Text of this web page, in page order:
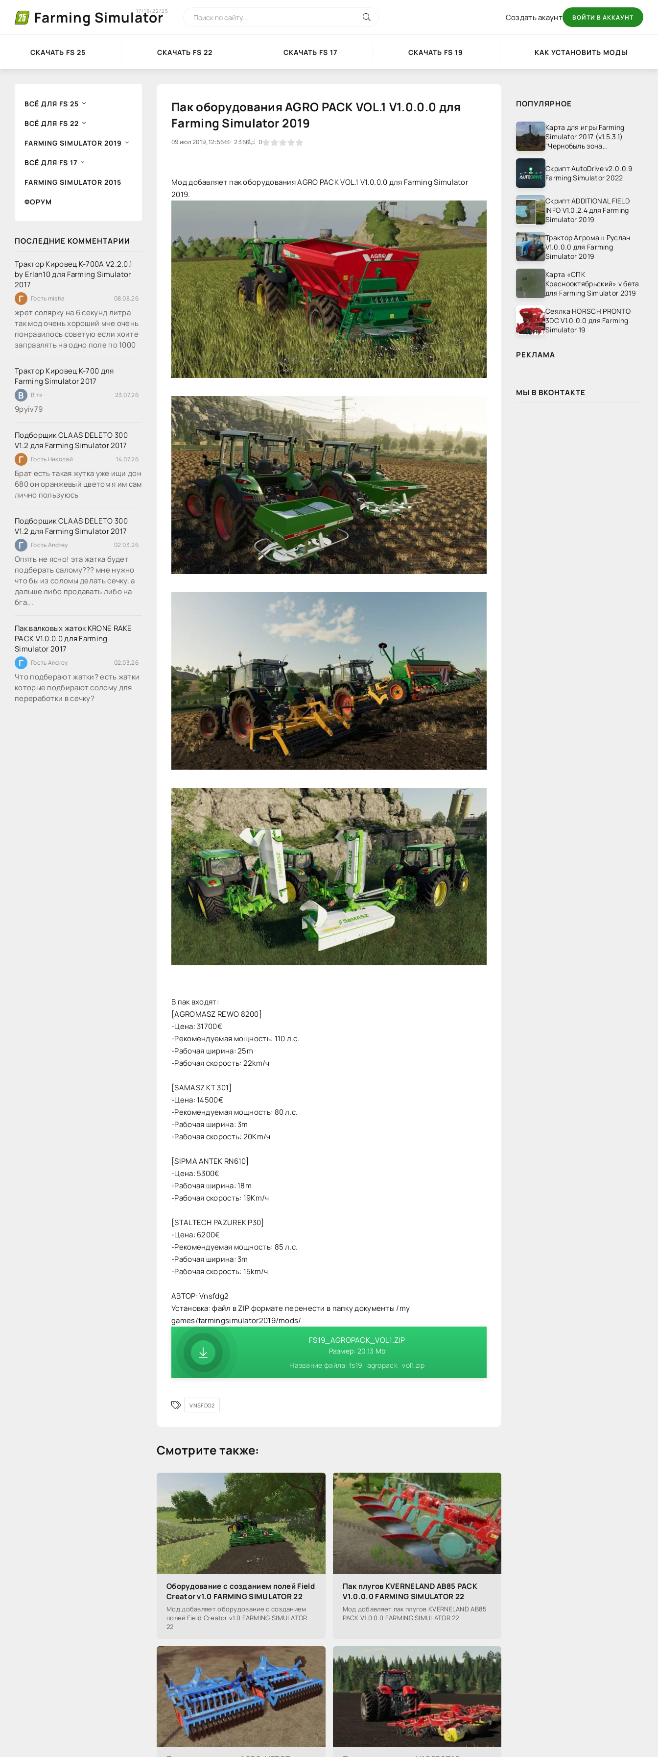
Farming Simulator
17/19/22/25
Создать акаунт ВОЙТИ В АККАУНТ
СКАЧАТЬ FS 25 СКАЧАТЬ FS 22 СКАЧАТЬ FS 17 СКАЧАТЬ FS 19 КАК УСТАНОВИТЬ МОДЫ
ВСЁ ДЛЯ FS 25
ВСЁ ДЛЯ FS 22
FARMING SIMULATOR 2019
ВСЁ ДЛЯ FS 17
FARMING SIMULATOR 2015
ФОРУМ
ПОСЛЕДНИЕ КОММЕНТАРИИ
Трактор Кировец К-700А V2.2.0.1
by Erlan10 для Farming Simulator
2017
Г Гость misha 08.08.26
жрет солярку на 6 секунд литра
так мод очень хороший мне очень
понравилось советую если хоите
заправлять на одно поле по 1000
Трактор Кировец К-700 для
Farming Simulator 2017
В Вітя 23.07.26
9руіv79
Подборщик CLAAS DELETO 300
V1.2 для Farming Simulator 2017
Г Гость Николай 14.07.26
Брат есть такая жутка уже ищи дон
680 он оранжевый цветом я им сам
лично пользуюсь
Подборщик CLAAS DELETO 300
V1.2 для Farming Simulator 2017
Г Гость Andrey 02.03.26
Опять не ясно! эта жатка будет
подберать салому??? мне нужно
что бы из соломы делать сечку, а
дальше либо продавать либо на
бга...
Пак валковых жаток KRONE RAKE
PACK V1.0.0.0 для Farming
Simulator 2017
Г Гость Andrey 02.03.26
Что подберают жатки? есть жатки
которые подбирают солому для
переработки в сечку?
Пак оборудования AGRO PACK VOL.1 V1.0.0.0 для
Farming Simulator 2019
09 июл 2019, 12:56 2 366 0
1 2 3 4 5
Мод добавляет пак оборудования AGRO PACK VOL.1 V1.0.0.0 для Farming Simulator
2019.
В пак входят:
[AGROMASZ REWO 8200]
-Цена: 31700€
-Рекомендуемая мощность: 110 л.с.
-Рабочая ширина: 25m
-Рабочая скорость: 22km/ч
[SAMASZ KT 301]
-Цена: 14500€
-Рекомендуемая мощность: 80 л.с.
-Рабочая ширина: 3m
-Рабочая скорость: 20Km/ч
[SIPMA ANTEK RN610]
-Цена: 5300€
-Рабочая ширина: 18m
-Рабочая скорость: 19Km/ч
[STALTECH PAZUREK P30]
-Цена: 6200€
-Рекомендуемая мощность: 85 л.с.
-Рабочая ширина: 3m
-Рабочая скорость: 15km/ч
АВТОР: Vnsfdg2
Установка: файл в ZIP формате перенести в папку документы /my
games/farmingsimulator2019/mods/
FS19_AGROPACK_VOL1.ZIP
Размер: 20.13 Mb
Название файла: fs19_agropack_vol1.zip
VNSFDG2
Смотрите также:
Оборудование с созданием полей Field
Creator v1.0 FARMING SIMULATOR 22
Мод добавляет оборудование с созданием
полей Field Creator v1.0 FARMING SIMULATOR
22
Пак плугов KVERNELAND AB85 PACK
V1.0.0.0 FARMING SIMULATOR 22
Мод добавляет пак плугов KVERNELAND AB85
PACK V1.0.0.0 FARMING SIMULATOR 22
ПОПУЛЯРНОЕ
Карта для игры Farming
Simulator 2017 (v1.5.3.1)
"Чернобыль зона
Скрипт AutoDrive v2.0.0.9
Farming Simulator 2022
Скрипт ADDITIONAL FIELD
INFO V1.0.2.4 для Farming
Simulator 2019
Трактор Агромаш Руслан
V1.0.0.0 для Farming
Simulator 2019
Карта «СПК
Краснооктябрьский» v бета
для Farming Simulator 2019
Сеялка HORSCH PRONTO
3DC V1.0.0.0 для Farming
Simulator 19
РЕКЛАМА
МЫ В ВКОНТАКТЕ